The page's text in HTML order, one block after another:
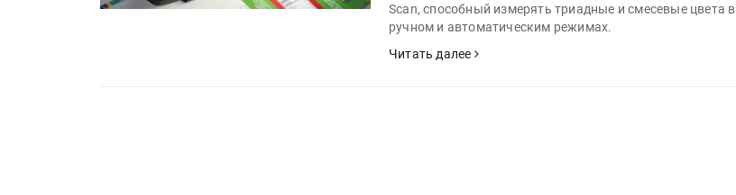
Scan, способный измерять триадные и смесевые цвета в
ручном и автоматическим режимах.
Читать далее
Росприроднадзор запускает
«Калькулятор утилизации»
Росприроднадзор запускает
«Калькулятор утилизации»